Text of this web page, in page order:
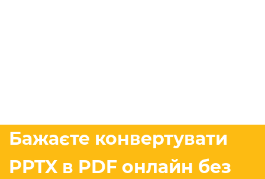
Бажаєте конвертувати
PPTX в PDF онлайн без